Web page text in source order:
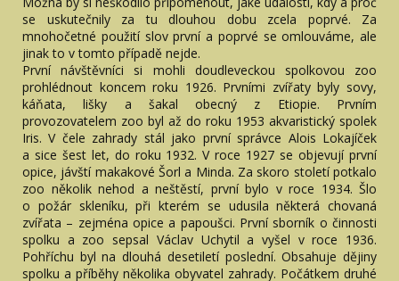
se uskutečnily za tu dlouhou dobu zcela poprvé. Za
mnohočetné použití slov první a poprvé se omlouváme, ale
jinak to v tomto případě nejde.
První návštěvníci si mohli doudleveckou spolkovou zoo
prohlédnout koncem roku 1926. Prvními zvířaty byly sovy,
káňata, lišky a šakal obecný z Etiopie. Prvním
provozovatelem zoo byl až do roku 1953 akvaristický spolek
Iris. V čele zahrady stál jako první správce Alois Lokajíček
a sice šest let, do roku 1932. V roce 1927 se objevují první
opice, jávští makakové Šorl a Minda. Za skoro století potkalo
zoo několik nehod a neštěstí, první bylo v roce 1934. Šlo
o požár skleníku, při kterém se udusila některá chovaná
zvířata – zejména opice a papoušci. První sborník o činnosti
spolku a zoo sepsal Václav Uchytil a vyšel v roce 1936.
Pohříchu byl na dlouhá desetiletí poslední. Obsahuje dějiny
spolku a příběhy několika obyvatel zahrady. Počátkem druhé